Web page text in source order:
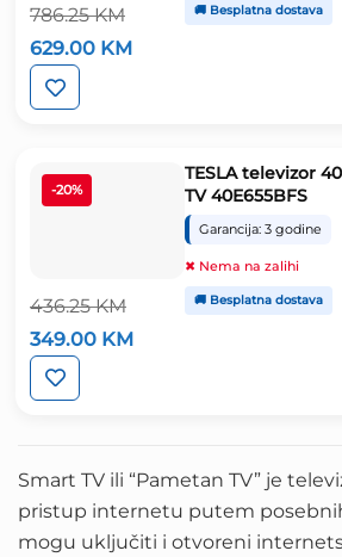
786.25KM
Izvorna
cijena
bila
je:
629.00 KM
🚚 Besplatna dostava
-20%
436.25KM
Izvorna
cijena
bila
je:
349.00 KM
TESLA televizor
TV 40E655BFS
Garancija: 3 godine
✖ Nema na zalihi
🚚 Besplatna dostava
Smart TV ili “Pametan TV” je
pristup internetu putem
mogu uključiti i otvoreni